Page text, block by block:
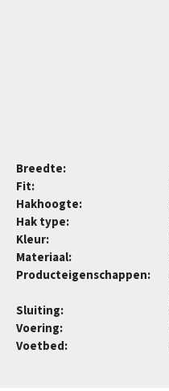
Breedte:
Fit:
Hakhoogte:
Hak type:
Kleur:
Materiaal:
Producteigenschappen:
Sluiting:
Voering:
Voetbed: